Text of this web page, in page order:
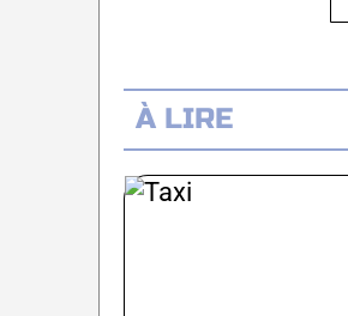
À LIRE